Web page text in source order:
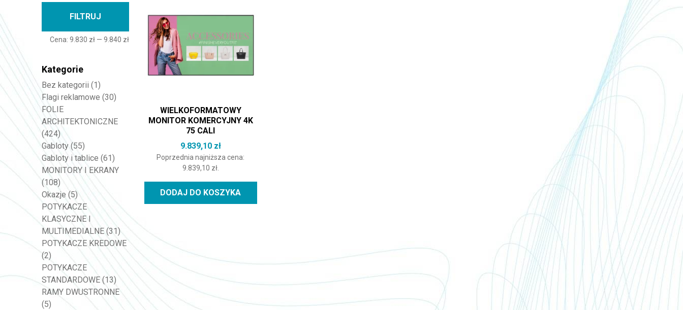
FILTRUJ
Cena: 9.830 zł— 9.840 zł
Kategorie
Bez kategorii (1)
Flagi reklamowe (30)
FOLIE
ARCHITEKTONICZNE
(424)
Gabloty (55)
Gabloty i tablice (61)
MONITORY I EKRANY
(108)
Okazje (5)
POTYKACZE
KLASYCZNE I
MULTIMEDIALNE (31)
POTYKACZE KREDOWE
(2)
POTYKACZE
STANDARDOWE (13)
RAMY DWUSTRONNE
(5)
WIELKOFORMATOWY
MONITOR KOMERCYJNY 4K
75 CALI
9.839,10 zł
Poprzednia najniższa cena:
9.839,10 zł.
DODAJ DO KOSZYKA